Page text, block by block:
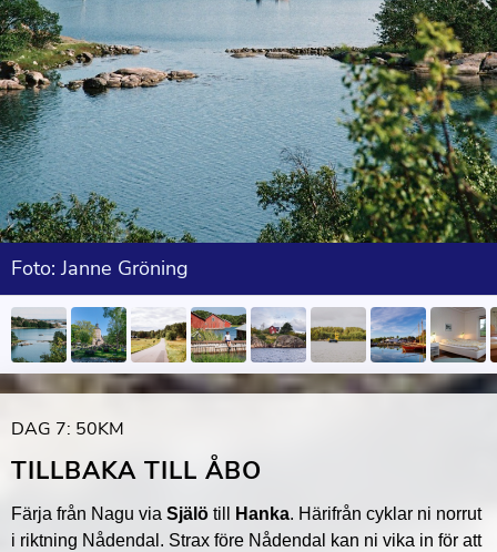
Foto: Janne Gröning
DAG 7: 50KM
TILLBAKA TILL ÅBO
Färja från Nagu via Själö till Hanka. Härifrån cyklar ni norrut
i riktning Nådendal. Strax före Nådendal kan ni vika in för att